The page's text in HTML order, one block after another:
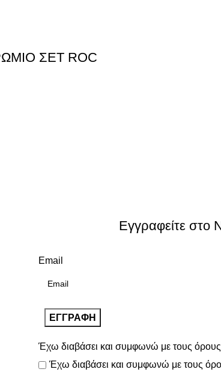
ΣΕΤ ROC
Εγγραφείτε στο
Email
Έχω διαβάσει και συμφωνώ με τους όρους
Έχω διαβάσει και συμφωνώ με τους